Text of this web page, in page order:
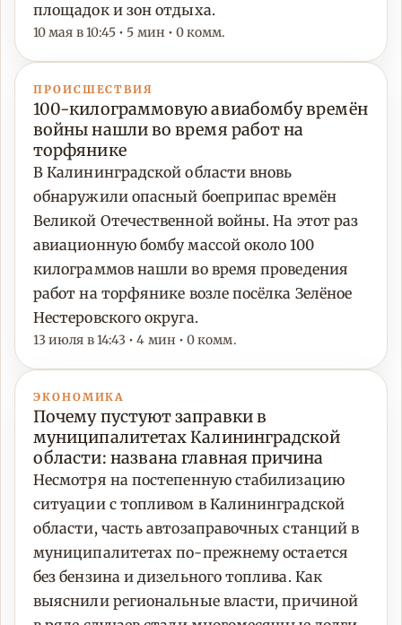
площадок и зон отдыха.
10 мая в 10:45 • 5 мин • 0 комм.
ПРОИСШЕСТВИЯ
100-килограммовую авиабомбу времён
войны нашли во время работ на
торфянике
В Калининградской области вновь
обнаружили опасный боеприпас времён
Великой Отечественной войны. На этот раз
авиационную бомбу массой около 100
килограммов нашли во время проведения
работ на торфянике возле посёлка Зелёное
Нестеровского округа.
13 июля в 14:43 • 4 мин • 0 комм.
ЭКОНОМИКА
Почему пустуют заправки в
муниципалитетах Калининградской
области: названа главная причина
Несмотря на постепенную стабилизацию
ситуации с топливом в Калининградской
области, часть автозаправочных станций в
муниципалитетах по-прежнему остается
без бензина и дизельного топлива. Как
выяснили региональные власти, причиной